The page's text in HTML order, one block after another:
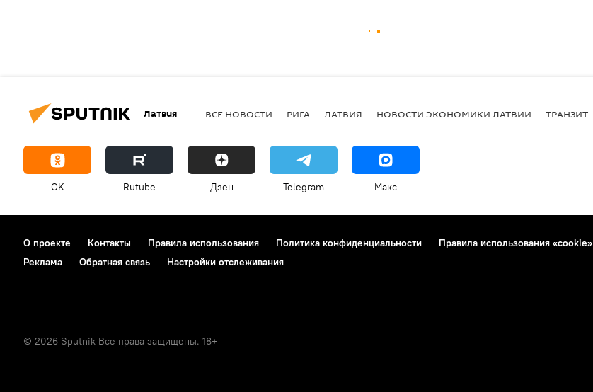
Латвия ВСЕ НОВОСТИ РИГА ЛАТВИЯ НОВОСТИ ЭКОНОМИКИ ЛАТВИИ ТРАНЗИТ
OK Rutube Дзен Telegram Макс
О проекте Контакты Правила использования Политика конфиденциальности Правила использования «cookie»
Реклама
Обратная связь Настройки отслеживания
© 2026 Sputnik Все права защищены. 18+